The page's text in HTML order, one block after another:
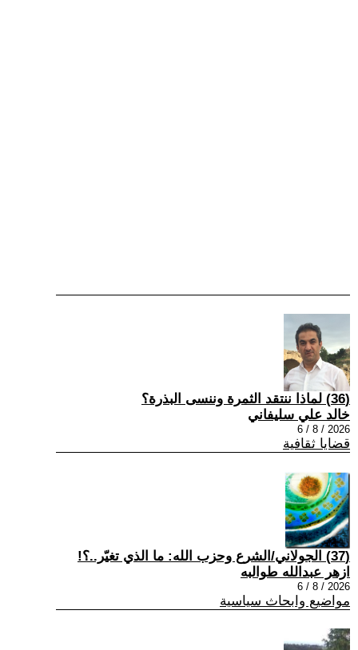
(36) لماذا ننتقد الثمرة وننسى البذرة؟
خالد علي سليفاني
2026 / 8 / 6
قضايا ثقافية
(37) الجولاني/الشرع وحزب الله: ما الذي تغيّر..؟!
ازهر عبدالله طوالبه
2026 / 8 / 6
مواضيع وابحاث سياسية